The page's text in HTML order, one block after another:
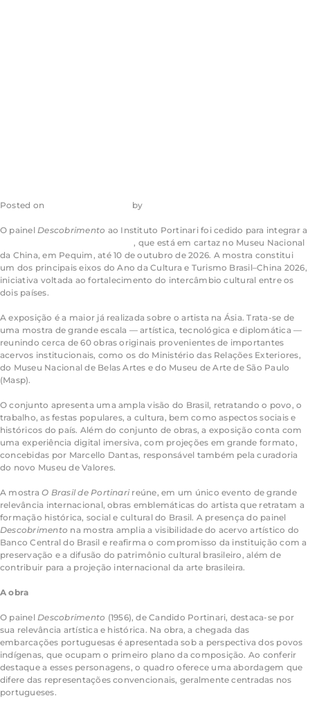
Posted on by
O painelDescobrimento ao Instituto Portinari foi cedido para integrar a
O Brasil de Portinari, que está em cartaz no Museu Nacional
da China, em Pequim, até 10 de outubro de 2026. A mostra constitui
um dos principais eixos do Ano da Cultura e Turismo Brasil–China 2026,
iniciativa voltada ao fortalecimento do intercâmbio cultural entre os
dois países.
A exposição é a maior já realizada sobre o artista na Ásia. Trata-se de
uma mostra de grande escala — artística, tecnológica e diplomática —
reunindo cerca de 60 obras originais provenientes de importantes
acervos institucionais, como os do Ministério das Relações Exteriores,
do Museu Nacional de Belas Artes e do Museu de Arte de São Paulo
(Masp).
O conjunto apresenta uma ampla visão do Brasil, retratando o povo, o
trabalho, as festas populares, a cultura, bem como aspectos sociais e
históricos do país. Além do conjunto de obras, a exposição conta com
uma experiência digital imersiva, com projeções em grande formato,
concebidas por Marcello Dantas, responsável também pela curadoria
do novo Museu de Valores.
A mostraO Brasil de Portinarireúne, em um único evento de grande
relevância internacional, obras emblemáticas do artista que retratam a
formação histórica, social e cultural do Brasil. A presença do painel
Descobrimento na mostra amplia a visibilidade do acervo artístico do
Banco Central do Brasil e reafirma o compromisso da instituição com a
preservação e a difusão do patrimônio cultural brasileiro, além de
contribuir para a projeção internacional da arte brasileira.
A obra
O painelDescobrimento (1956), de Candido Portinari, destaca-se por
sua relevância artística e histórica. Na obra, a chegada das
embarcações portuguesas é apresentada sob a perspectiva dos povos
indígenas, que ocupam o primeiro plano da composição. Ao conferir
destaque a esses personagens, o quadro oferece uma abordagem que
difere das representações convencionais, geralmente centradas nos
portugueses.